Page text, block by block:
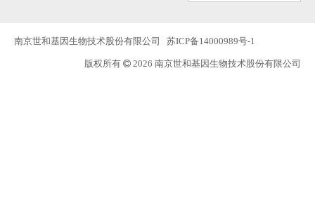
南京世和基因生物技术股份有限公司 苏ICP备14000989号-1
版权所有  2026 南京世和基因生物技术股份有限公司